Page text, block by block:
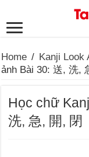
Home / Kanji Look
ảnh Bài 30: 送, 洗,
Học chữ
洗, 急, 開, 閉